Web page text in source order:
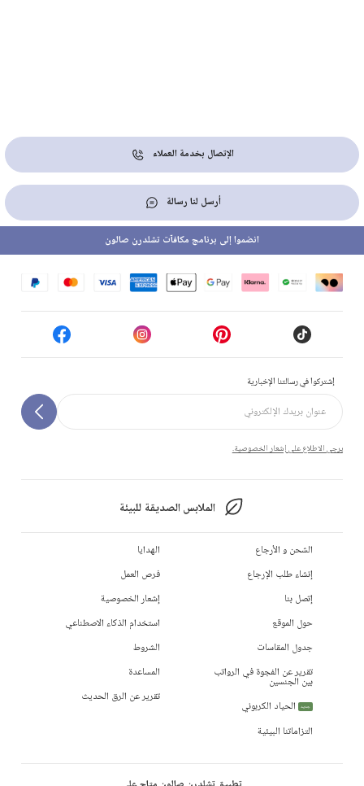
الإتصال بخدمة العملاء
أرسل لنا رسالة
إشتركوا في رسالتنا الإخبارية
يرجى الاطلاع على إشعار الخصوصية.
الملابس الصديقة للبيئة
انضموا إلى برنامج مكافآت تشلدرن صالون
الشحن و الأرجاع
إنشاء طلب الإرجاع
إتصل بنا
حول الموقع
جدول المقاسات
تقرير عن الفجوة في الرواتب
بين الجنسين
جديد
الحياد الكربوني
التزاماتنا البيئية
الهدايا
فرص العمل
إشعار الخصوصية
استخدام الذكاء الاصطناعي
الشروط
المساعدة
تقرير عن الرق الحديث